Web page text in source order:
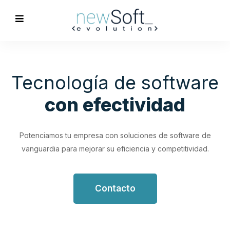
Optimización de
Procesos
trabajo.